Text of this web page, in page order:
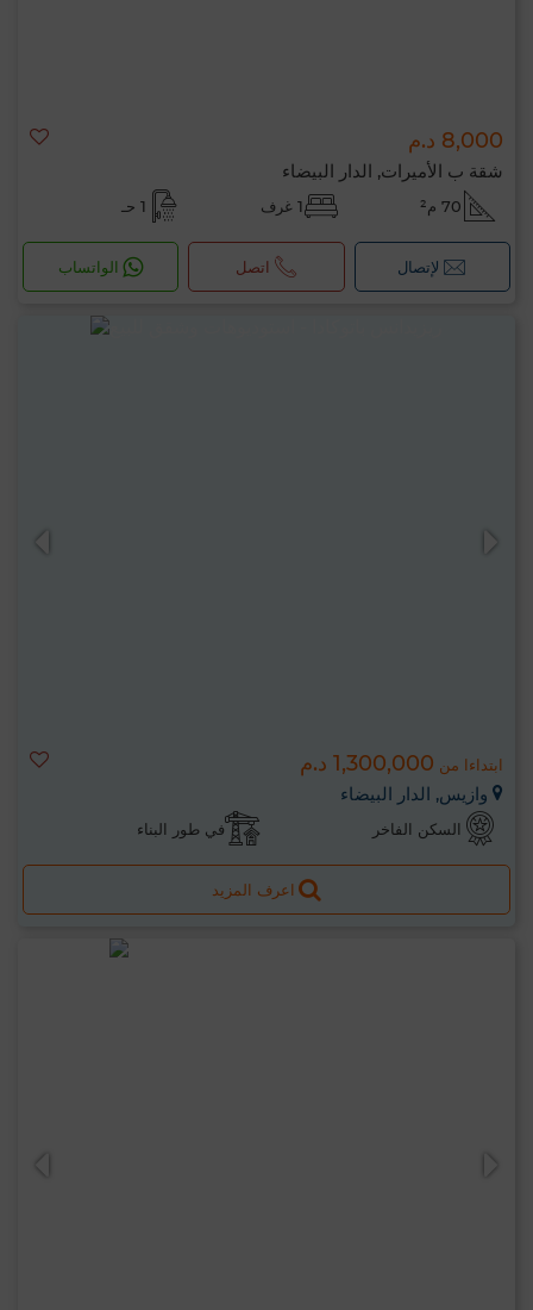
8,000 د.م
شقة ب الأميرات, الدار البيضاء
70 م² 1 غرف 1 حـ
لإتصال اتصل الواتساب
ابتداءا من 1,300,000 د.م
وازيس, الدار البيضاء
السكن الفاخر في طور البناء
اعرف المزيد